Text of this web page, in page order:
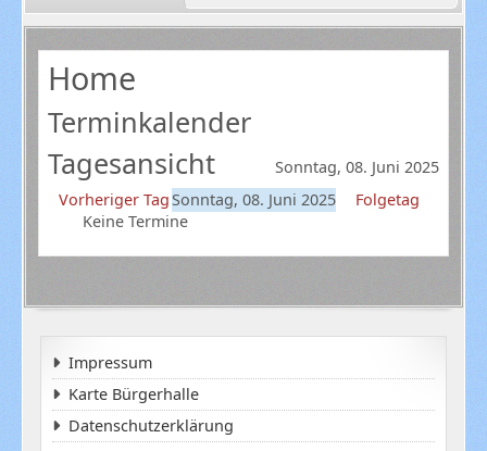
Home
Terminkalender
Tagesansicht
Sonntag, 08. Juni 2025
Vorheriger TagSonntag, 08. Juni 2025
Folgetag
Keine Termine
Impressum
Karte Bürgerhalle
Datenschutzerklärung